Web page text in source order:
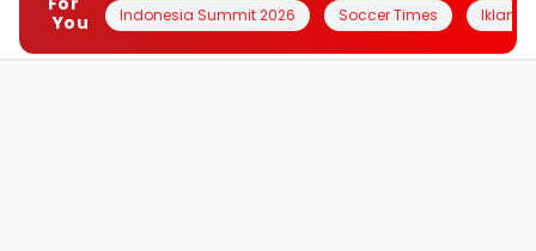
You
Indonesia Summit 2026 Soccer Times Iklanin